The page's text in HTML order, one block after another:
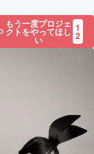
もう一度プロジェ
クトをやってほし
い
1
2